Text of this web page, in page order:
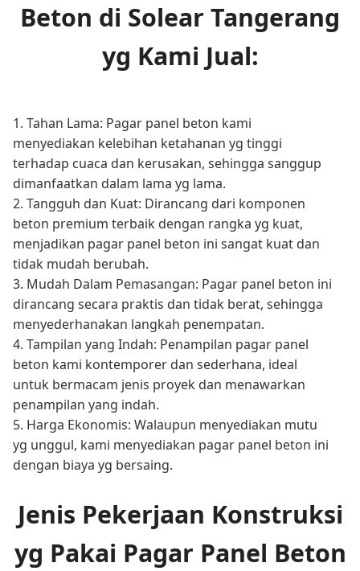
Beton di Solear Tangerang
yg Kami Jual:
1. Tahan Lama: Pagar panel beton kami
menyediakan kelebihan ketahanan yg tinggi
terhadap cuaca dan kerusakan, sehingga sanggup
dimanfaatkan dalam lama yg lama.
2. Tangguh dan Kuat: Dirancang dari komponen
beton premium terbaik dengan rangka yg kuat,
menjadikan pagar panel beton ini sangat kuat dan
tidak mudah berubah.
3. Mudah Dalam Pemasangan: Pagar panel beton ini
dirancang secara praktis dan tidak berat, sehingga
menyederhanakan langkah penempatan.
4. Tampilan yang Indah: Penampilan pagar panel
beton kami kontemporer dan sederhana, ideal
untuk bermacam jenis proyek dan menawarkan
penampilan yang indah.
5. Harga Ekonomis: Walaupun menyediakan mutu
yg unggul, kami menyediakan pagar panel beton ini
dengan biaya yg bersaing.
Jenis Pekerjaan Konstruksi
yg Pakai Pagar Panel Beton